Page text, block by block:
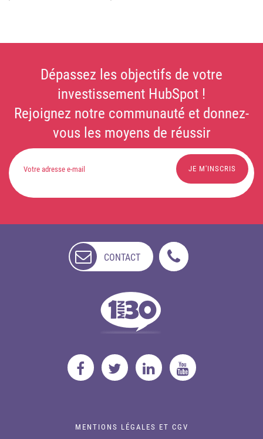
Dépassez les objectifs de votre
investissement HubSpot !
Rejoignez notre communauté et donnez-
vous les moyens de réussir
CONTACT
DISPONIBLE
MENTIONS LÉGALES ET CGV